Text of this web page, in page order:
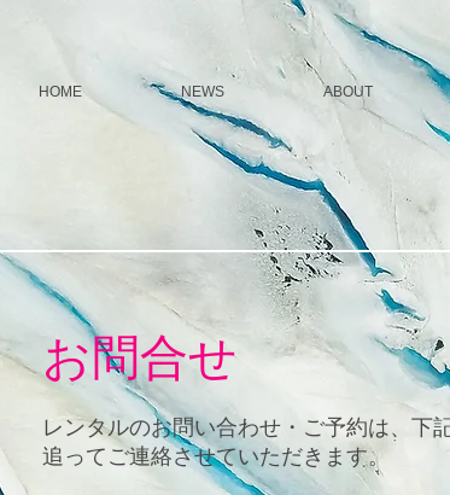
HOME NEWS ABOUT
お問合せ
レンタルのお問い合わせ・ご予約は、下
​追ってご連絡させていただきます。